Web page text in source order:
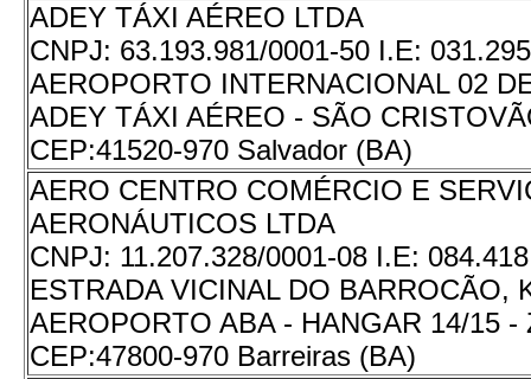
ADEY TÁXI AÉREO LTDA
CNPJ: 63.193.981/0001-50 I.E:
AEROPORTO INTERNACIONAL 02
ADEY TÁXI AÉREO - SÃO
CEP:41520-970 Salvador (BA)
AERO CENTRO COMÉRCIO E
AERONÁUTICOS LTDA
CNPJ: 11.207.328/0001-08 I.E:
ESTRADA VICINAL DO BARROCÃO,
AEROPORTO ABA - HANGAR 14/15 -
CEP:47800-970 Barreiras (BA)